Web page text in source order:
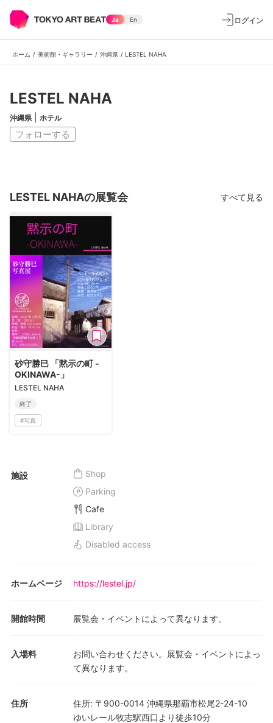
Ja En ログイン
ホーム / 美術館・ギャラリー / 沖縄県 / LESTEL NAHA
LESTEL NAHA
沖縄県 ホテル
フォローする
LESTEL NAHAの展覧会 すべて見る
砂守勝巳 「黙示の町 -
OKINAWA-」
LESTEL NAHA
終了
#写真
施設
Shop
Parking
Cafe
Library
Disabled access
ホームページ https://lestel.jp/
開館時間 展覧会・イベントによって異なります。
入場料
お問い合わせください。展覧会・イベントによっ
て異なります。
住所 住所: 〒900-0014 沖縄県那覇市松尾2-24-10
ゆいレール牧志駅西口より徒歩10分